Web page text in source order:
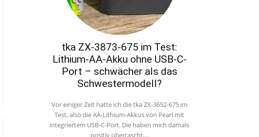
tka ZX-3873-675 im Test:
Lithium-AA-Akku ohne USB-C-
Port – schwächer als das
Schwestermodell?
Vor einiger Zeit hatte ich die tka ZX-3652-675 im
Test, also die AA-Lithium-Akkus von Pearl mit
integriertem USB-C-Port. Die haben mich damals
positiv überrascht,...